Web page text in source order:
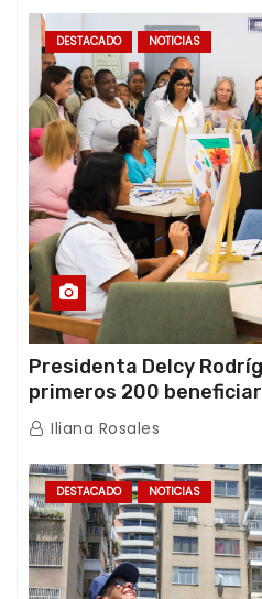
DESTACADO NOTICIAS
Presidenta Delcy
primeros 200
de los Abuelos “La
Iliana Rosales
DESTACADO NOTICIAS